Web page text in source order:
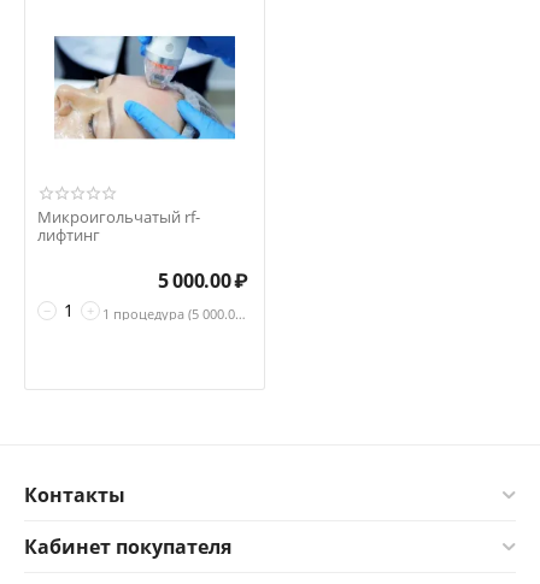
Микроигольчатый rf-
лифтинг
+
−
5 000.00₽
1 процедура (5 000.00 ₽ за процедура)
Контакты
Кабинет покупателя